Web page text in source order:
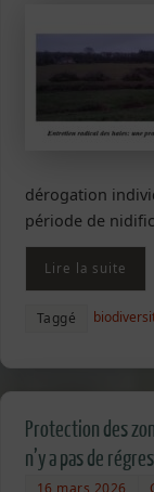
dérogation
période de
Lire la suite
Taggé
Protection des
n’y a pas de
16 mars 2026